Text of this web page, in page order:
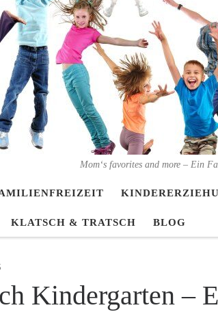
Mom‘s favorites and more – Ein
KLATSCH & TRATSCH BLOG
Kindergarten –